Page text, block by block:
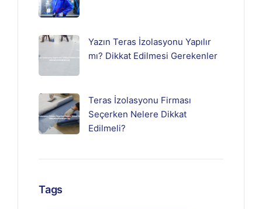
Yazın Teras İzolasyonu Yapılır
mı? Dikkat Edilmesi Gerekenler
Teras İzolasyonu Firması
Seçerken Nelere Dikkat
Edilmeli?
Tags